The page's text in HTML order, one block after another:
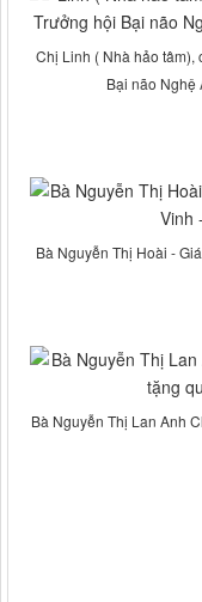
Chị Linh ( Nhà hảo tâm),
Bại não Nghệ
Bà Nguyễn Thị Hoài -
Bà Nguyễn Thị Lan Anh